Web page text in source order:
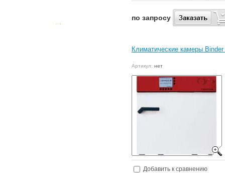
по запросу
Климатические камеры Binder
Артикул: нет
Добавить к сравнению